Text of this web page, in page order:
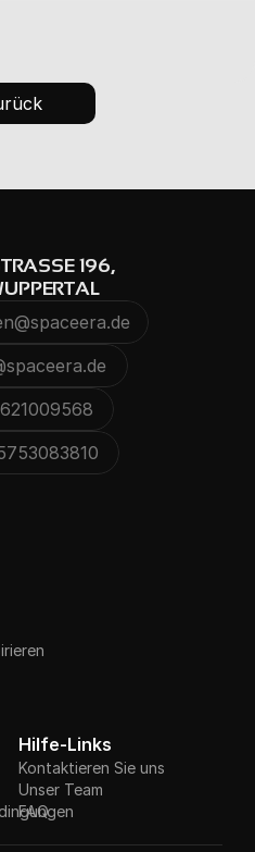
196,
Hilfe-Links
Kontaktieren Sie uns
Unser Team
FAQ